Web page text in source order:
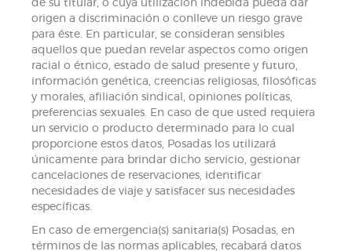
de su titular, o cuya utilización indebida pueda dar
origen a discriminación o conlleve un riesgo grave
para éste. En particular, se consideran sensibles
aquellos que puedan revelar aspectos como origen
racial o étnico, estado de salud presente y futuro,
información genética, creencias religiosas, filosóficas
y morales, afiliación sindical, opiniones políticas,
preferencias sexuales. En caso de que usted requiera
un servicio o producto determinado para lo cual
proporcione estos datos, Posadas los utilizará
únicamente para brindar dicho servicio, gestionar
cancelaciones de reservaciones, identificar
necesidades de viaje y satisfacer sus necesidades
específicas.
En caso de emergencia(s) sanitaria(s) Posadas, en
términos de las normas aplicables, recabará datos